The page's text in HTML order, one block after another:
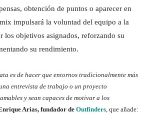
obtención de puntos o aparecer en
impulsará la voluntad del equipo a la
los objetivos asignados, reforzando su
su rendimiento.
es de hacer que entornos tradicionalmente más
entrevista de trabajo o un proyecto
y sean capaces de motivar a los
Arias, fundador de Outfinders, que añade: